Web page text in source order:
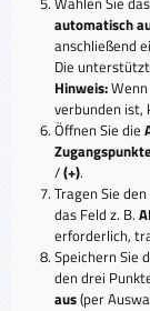
automatisch
anschließend
Die
Hinweis:Wenn
verbunden ist,
Öffnen Sie die
/(+).
Tragen Sie den
das Feld z. B.
erforderlich,
Speichern Sie
den drei
aus(per